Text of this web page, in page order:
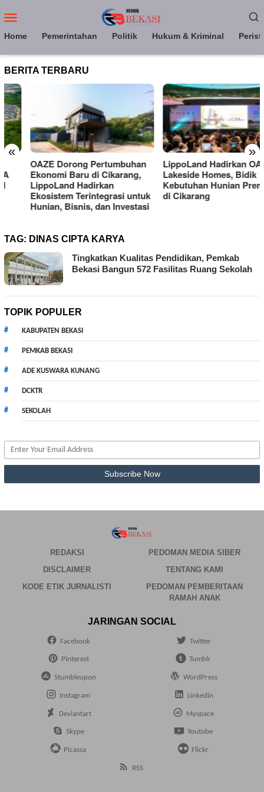
ke
Mobile
Home Pemerintahan Politik Hukum & Kriminal
BERITA TERBARU
« »
OAZE Dorong Pertumbuhan
Ekonomi Baru di Cikarang,
LippoLand Hadirkan
Ekosistem Terintegrasi untuk
Hunian, Bisnis, dan Investasi
LippoLand Hadirkan OAZE
Lakeside Homes, Bidik
Kebutuhan Hunian Premium
di Cikarang
TAG: DINAS CIPTA KARYA
Tingkatkan Kualitas Pendidikan, Pemkab
Bekasi Bangun 572 Fasilitas Ruang Sekolah
TOPIK POPULER
KABUPATEN BEKASI
PEMKAB BEKASI
ADE KUSWARA KUNANG
DCKTR
SEKOLAH
REDAKSI
PEDOMAN MEDIA SIBER
DISCLAIMER
TENTANG KAMI
KODE ETIK JURNALISTI
PEDOMAN PEMBERITAAN
RAMAH ANAK
JARINGAN SOCIAL
Facebook Twitter
Pinterest Tumblr
Stumbleupon WordPress
Instagram Linkedin
Deviantart Myspace
Skype Youtube
Picassa Flickr
RSS